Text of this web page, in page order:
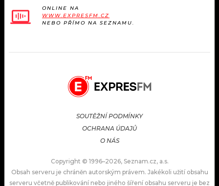
ONLINE NA
WWW.EXPRESFM.CZ
NEBO PŘÍMO NA SEZNAMU.
SOUTĚŽNÍ PODMÍNKY
OCHRANA ÚDAJŮ
O NÁS
Copyright © 1996–2026, Seznam.cz, a.s.
Obsah serveru je chráněn autorským právem. Jakékoli užití obsahu
serveru včetně publikování nebo jiného šíření obsahu serveru je bez